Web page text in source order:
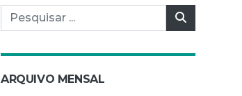
Pesquisar por:
ARQUIVO MENSAL